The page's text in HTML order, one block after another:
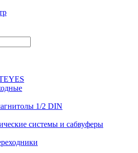
1/2 DIN
системы и сабвуферы